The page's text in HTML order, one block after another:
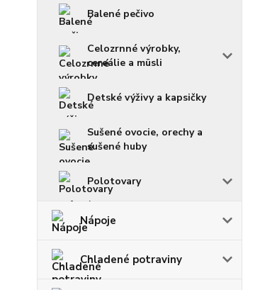
Balené pečivo
Celozrnné výrobky,
cereálie a müsli
Detské výživy a kapsičky
Sušené ovocie, orechy a
sušené huby
Polotovary
Nápoje
Chladené potraviny